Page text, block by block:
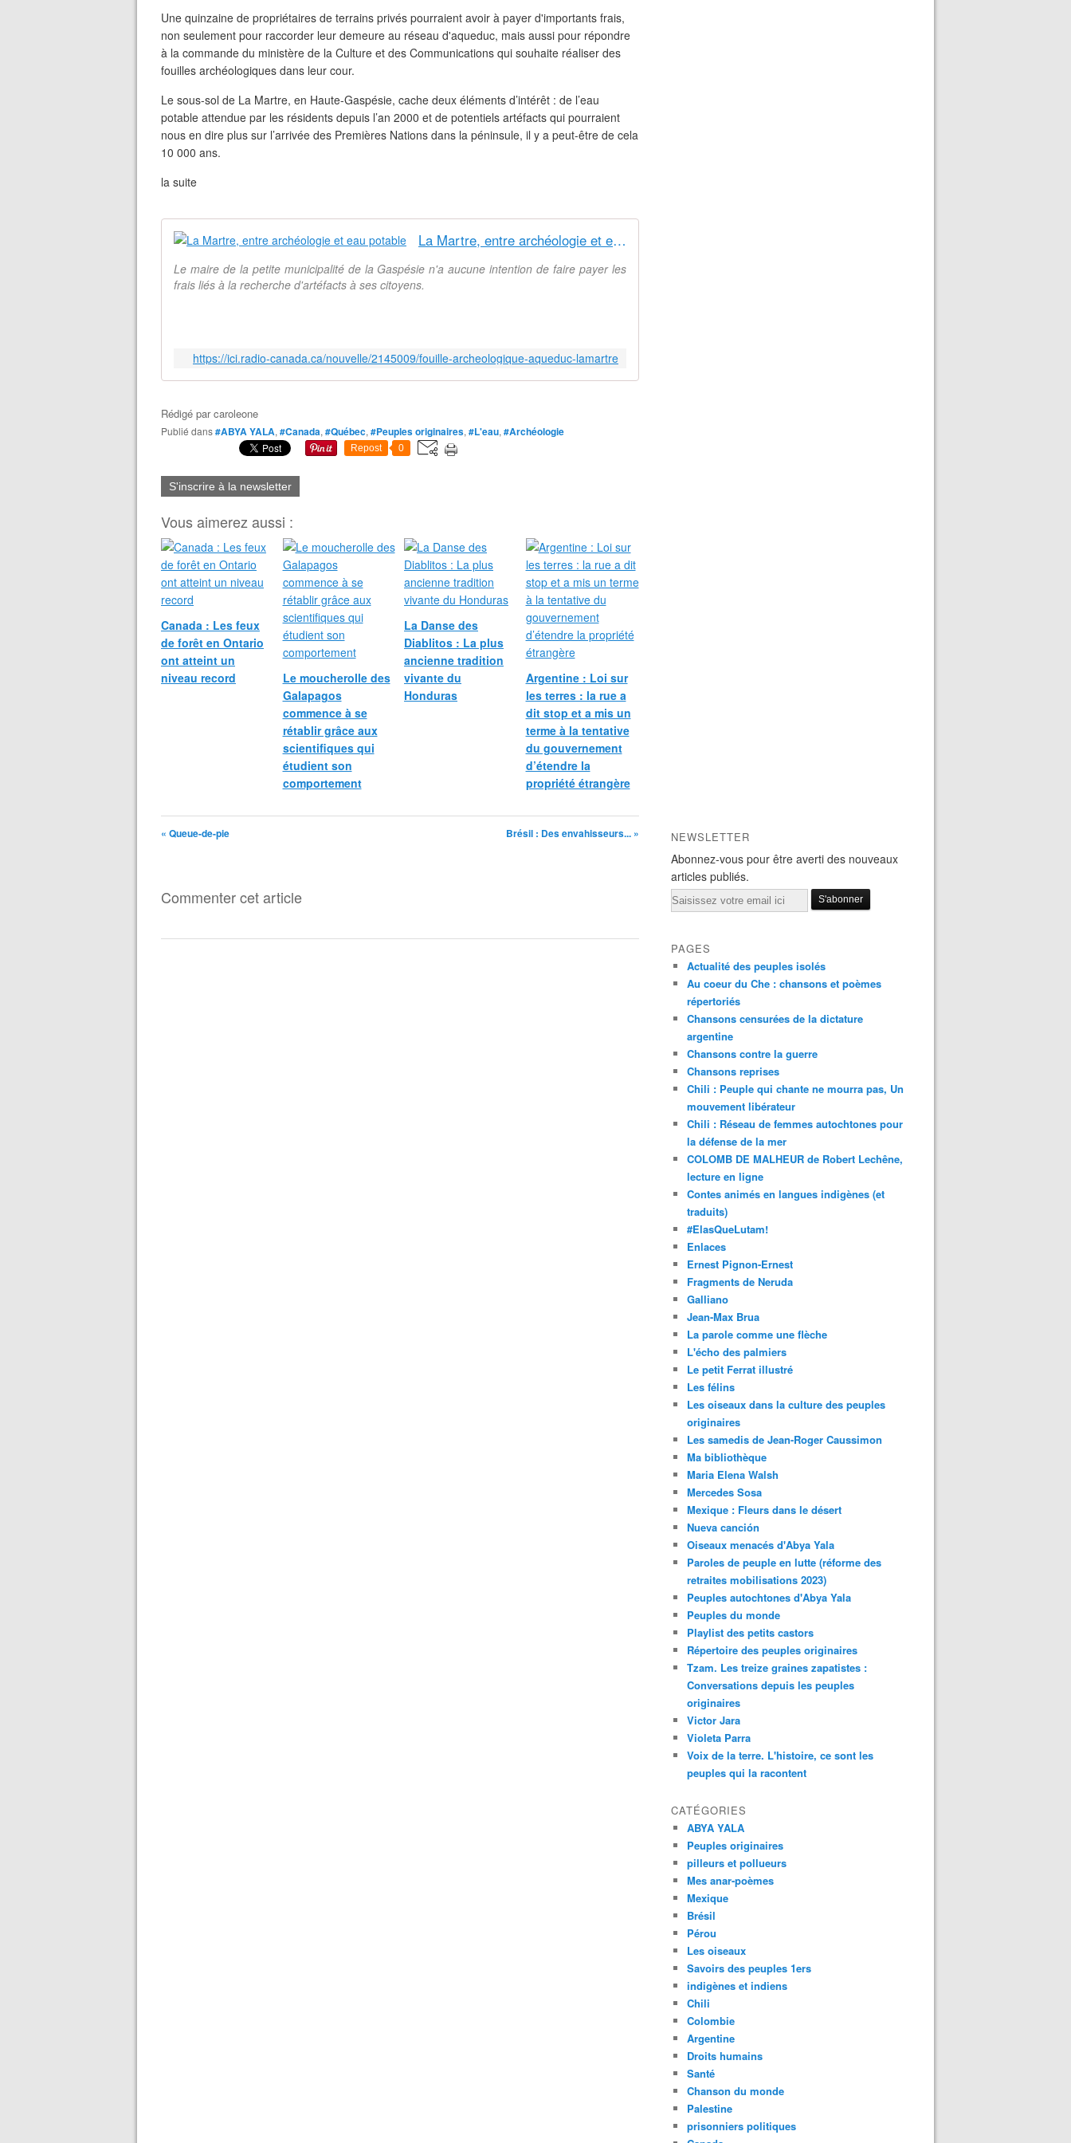
Une quinzaine de propriétaires de terrains privés pourraient avoir à payer d'importants frais,
non seulement pour raccorder leur demeure au réseau d'aqueduc, mais aussi pour répondre
à la commande du ministère de la Culture et des Communications qui souhaite réaliser des
fouilles archéologiques dans leur cour.
Le sous-sol de La Martre, en Haute-Gaspésie, cache deux éléments d’intérêt : de l’eau
potable attendue par les résidents depuis l’an 2000 et de potentiels artéfacts qui pourraient
nous en dire plus sur l’arrivée des Premières Nations dans la péninsule, il y a peut-être de cela
10 000 ans.
la suite
La Martre, entre archéologie et eau potable
Le maire de la petite municipalité de la Gaspésie n'a aucune intention de faire payer les
frais liés à la recherche d'artéfacts à ses citoyens.
https://ici.radio-canada.ca/nouvelle/2145009/fouille-archeologique-aqueduc-lamartre
Rédigé parcaroleone
Publié dans#ABYA YALA, #Canada, #Québec, #Peuples originaires, #L'eau, #Archéologie
Repost 0
S'inscrire à la newsletter
Vous aimerez aussi :
Canada : Les feux
de forêt en Ontario
ont atteint un
niveau record
Le moucherolle des
Galapagos
commence à se
rétablir grâce aux
scientifiques qui
étudient son
comportement
La Danse des
Diablitos : La plus
ancienne tradition
vivante du
Honduras
Argentine : Loi sur
les terres : la rue a
dit stop et a mis un
terme à la tentative
du gouvernement
d’étendre la
propriété étrangère
« Queue-de-pie Brésil : Des envahisseurs... »
Commenter cet article
NEWSLETTER
Abonnez-vous pour être averti des nouveaux
articles publiés.
Email
PAGES
Actualité des peuples isolés
Au coeur du Che : chansons et poèmes
répertoriés
Chansons censurées de la dictature
argentine
Chansons contre la guerre
Chansons reprises
Chili : Peuple qui chante ne mourra pas, Un
mouvement libérateur
Chili : Réseau de femmes autochtones pour
la défense de la mer
COLOMB DE MALHEUR de Robert Lechêne,
lecture en ligne
Contes animés en langues indigènes (et
traduits)
#ElasQueLutam!
Enlaces
Ernest Pignon-Ernest
Fragments de Neruda
Galliano
Jean-Max Brua
La parole comme une flèche
L'écho des palmiers
Le petit Ferrat illustré
Les félins
Les oiseaux dans la culture des peuples
originaires
Les samedis de Jean-Roger Caussimon
Ma bibliothèque
Maria Elena Walsh
Mercedes Sosa
Mexique : Fleurs dans le désert
Nueva canción
Oiseaux menacés d'Abya Yala
Paroles de peuple en lutte (réforme des
retraites mobilisations 2023)
Peuples autochtones d'Abya Yala
Peuples du monde
Playlist des petits castors
Répertoire des peuples originaires
Tzam. Les treize graines zapatistes :
Conversations depuis les peuples
originaires
Victor Jara
Violeta Parra
Voix de la terre. L'histoire, ce sont les
peuples qui la racontent
CATÉGORIES
ABYA YALA
Peuples originaires
pilleurs et pollueurs
Mes anar-poèmes
Mexique
Brésil
Pérou
Les oiseaux
Savoirs des peuples 1ers
indigènes et indiens
Chili
Colombie
Argentine
Droits humains
Santé
Chanson du monde
Palestine
prisonniers politiques